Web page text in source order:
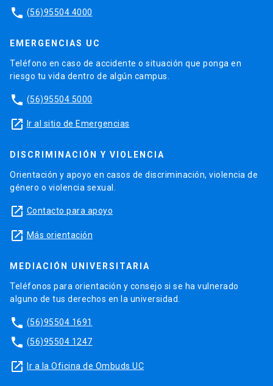
phone (56)95504 4000
EMERGENCIAS UC
Teléfono en caso de accidente o situación que ponga en
riesgo tu vida dentro de algún campus.
phone (56)95504 5000
launch Ir al sitio de Emergencias
DISCRIMINACIÓN Y VIOLENCIA
Orientación y apoyo en casos de discriminación, violencia de
género o violencia sexual.
launch Contacto para apoyo
launch Más orientación
MEDIACIÓN UNIVERSITARIA
Teléfonos para orientación y consejo si se ha vulnerado
alguno de tus derechos en la universidad.
phone (56)95504 1691
phone (56)95504 1247
launch Ir a la Oficina de Ombuds UC